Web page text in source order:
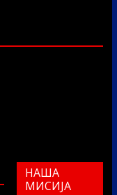
НАША
МИСИЈА